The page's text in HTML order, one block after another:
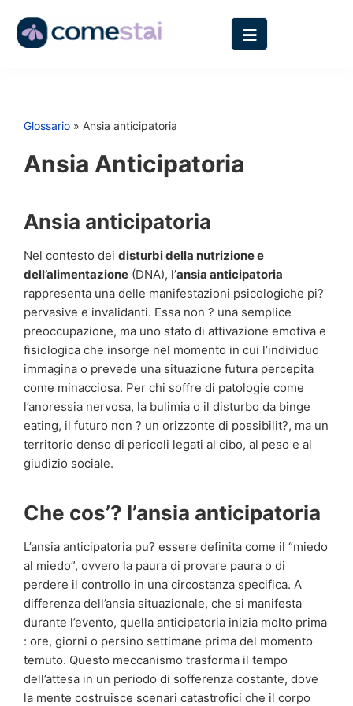
Glossario » Ansia anticipatoria
Ansia Anticipatoria
Ansia anticipatoria
Nel contesto dei disturbi della nutrizione e
dell’alimentazione (DNA), l’ansia anticipatoria
rappresenta una delle manifestazioni psicologiche pi?
pervasive e invalidanti. Essa non ? una semplice
preoccupazione, ma uno stato di attivazione emotiva e
fisiologica che insorge nel momento in cui l’individuo
immagina o prevede una situazione futura percepita
come minacciosa. Per chi soffre di patologie come
l’anoressia nervosa, la bulimia o il disturbo da binge
eating, il futuro non ? un orizzonte di possibilit?, ma un
territorio denso di pericoli legati al cibo, al peso e al
giudizio sociale.
Che cos’? l’ansia anticipatoria
L’ansia anticipatoria pu? essere definita come il “miedo
al miedo”, ovvero la paura di provare paura o di
perdere il controllo in una circostanza specifica. A
differenza dell’ansia situazionale, che si manifesta
durante l’evento, quella anticipatoria inizia molto prima
: ore, giorni o persino settimane prima del momento
temuto. Questo meccanismo trasforma il tempo
dell’attesa in un periodo di sofferenza costante, dove
la mente costruisce scenari catastrofici che il corpo